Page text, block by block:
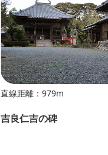
直線距離：979m
吉良仁吉の碑